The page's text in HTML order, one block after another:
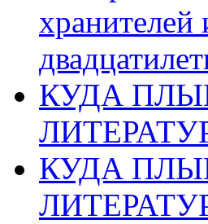
хранителей
КУДА
КУДА